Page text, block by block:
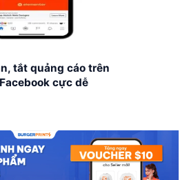
tắt quảng cáo trên
cực dễ